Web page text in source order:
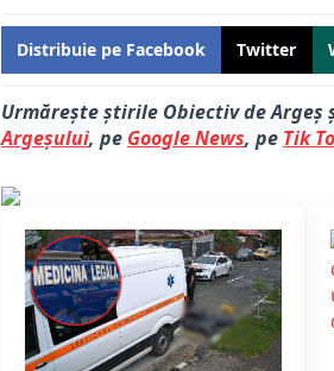
Distribuie pe Facebook Twitter
Urmărește știrile Obiectiv de Argeș
Argeșului, pe Google News, pe Tik